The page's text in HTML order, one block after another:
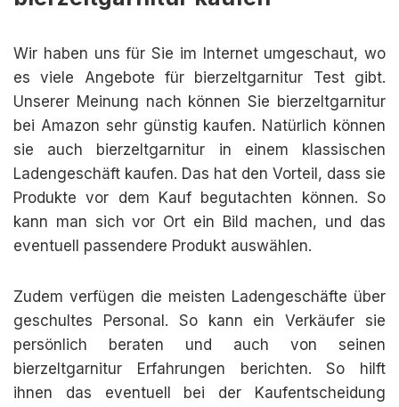
Wir haben uns für Sie im Internet umgeschaut, wo
es viele Angebote für bierzeltgarnitur Test gibt.
Unserer Meinung nach können Sie bierzeltgarnitur
bei Amazon sehr günstig kaufen. Natürlich können
sie auch bierzeltgarnitur in einem klassischen
Ladengeschäft kaufen. Das hat den Vorteil, dass sie
Produkte vor dem Kauf begutachten können. So
kann man sich vor Ort ein Bild machen, und das
eventuell passendere Produkt auswählen.
Zudem verfügen die meisten Ladengeschäfte über
geschultes Personal. So kann ein Verkäufer sie
persönlich beraten und auch von seinen
bierzeltgarnitur Erfahrungen berichten. So hilft
ihnen das eventuell bei der Kaufentscheidung